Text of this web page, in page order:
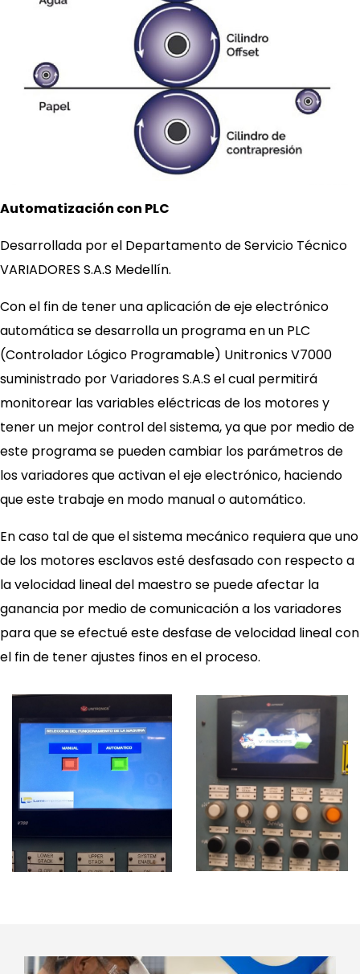
Automatización con PLC
Desarrollada por el Departamento de Servicio Técnico
VARIADORES S.A.S Medellín.
Con el fin de tener una aplicación de eje electrónico
automática se desarrolla un programa en un PLC
(Controlador Lógico Programable) Unitronics V7000
suministrado por Variadores S.A.S el cual permitirá
monitorear las variables eléctricas de los motores y
tener un mejor control del sistema, ya que por medio de
este programa se pueden cambiar los parámetros de
los variadores que activan el eje electrónico, haciendo
que este trabaje en modo manual o automático.
En caso tal de que el sistema mecánico requiera que uno
de los motores esclavos esté desfasado con respecto a
la velocidad lineal del maestro se puede afectar la
ganancia por medio de comunicación a los variadores
para que se efectué este desfase de velocidad lineal con
el fin de tener ajustes finos en el proceso.